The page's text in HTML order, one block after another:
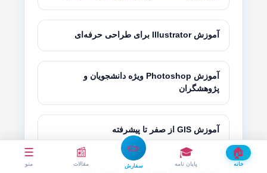
🏠
خانه
🎓
پایان نامه
✏️
سفارش
📰
مقالات
☰
منو
آموزش Illustrator برای طراحی حرفه‌ای
آموزش Photoshop ویژه دانشجویان و
پژوهشگران
آموزش GIS از صفر تا پیشرفته